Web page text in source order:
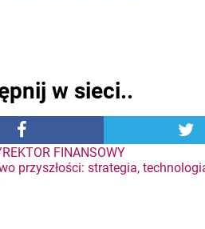
w sieci..
FINANSOWY
przyszłości: strategia,